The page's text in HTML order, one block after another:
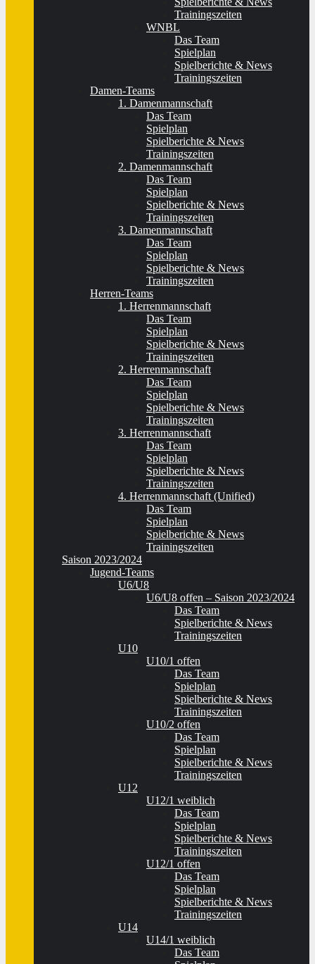
Trainingszeiten
WNBL
Das Team
Spielplan
Spielberichte & News
Trainingszeiten
Damen-Teams
1. Damenmannschaft
Das Team
Spielplan
Spielberichte & News
Trainingszeiten
2. Damenmannschaft
Das Team
Spielplan
Spielberichte & News
Trainingszeiten
3. Damenmannschaft
Das Team
Spielplan
Spielberichte & News
Trainingszeiten
Herren-Teams
1. Herrenmannschaft
Das Team
Spielplan
Spielberichte & News
Trainingszeiten
2. Herrenmannschaft
Das Team
Spielplan
Spielberichte & News
Trainingszeiten
3. Herrenmannschaft
Das Team
Spielplan
Spielberichte & News
Trainingszeiten
4. Herrenmannschaft (Unified)
Das Team
Spielplan
Spielberichte & News
Trainingszeiten
Saison 2023/2024
Jugend-Teams
U6/U8
U6/U8 offen – Saison 2023/2024
Das Team
Spielberichte & News
Trainingszeiten
U10
U10/1 offen
Das Team
Spielplan
Spielberichte & News
Trainingszeiten
U10/2 offen
Das Team
Spielplan
Spielberichte & News
Trainingszeiten
U12
U12/1 weiblich
Das Team
Spielplan
Spielberichte & News
Trainingszeiten
U12/1 offen
Das Team
Spielplan
Spielberichte & News
Trainingszeiten
U14
U14/1 weiblich
Das Team